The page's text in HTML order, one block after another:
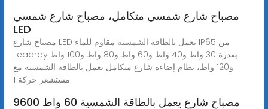
مصباح شارع شمسي متكامل، مصباح شارع شمسي
LED
مصباح شارع LED يعمل بالطاقة الشمسية مقاوم للماء IP65 من
Leadray بقدرة 30 واط و40 واط و60 واط و80 واط و100 واط
و120 واط، نظام إضاءة شارع متكامل يعمل بالطاقة الشمسية مع
مستشعر حركة 1.
مصباح شارع يعمل بالطاقة الشمسية 60 واط 9600